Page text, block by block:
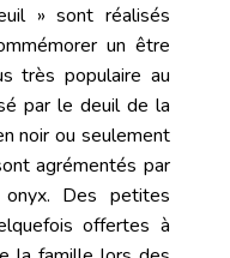
» sont réalisés
un être
très populaire au
par le deuil de la
noir ou seulement
agrémentés par
onyx. Des petites
offertes à